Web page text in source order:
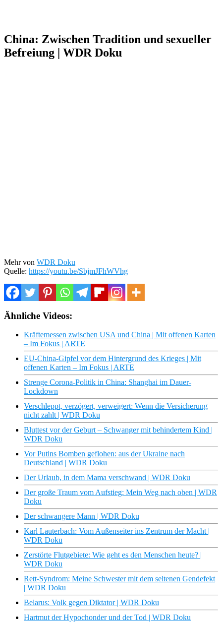
China: Zwischen Tradition und sexueller
Befreiung | WDR Doku
Mehr von WDR Doku
Quelle: https://youtu.be/SbjmJFhWVhg
Ähnliche Videos:
Kräftemessen zwischen USA und China | Mit offenen Karten
– Im Fokus | ARTE
EU-China-Gipfel vor dem Hintergrund des Krieges | Mit
offenen Karten – Im Fokus | ARTE
Strenge Corona-Politik in China: Shanghai im Dauer-
Lockdown
Verschleppt, verzögert, verweigert: Wenn die Versicherung
nicht zahlt | WDR Doku
Bluttest vor der Geburt – Schwanger mit behindertem Kind |
WDR Doku
Vor Putins Bomben geflohen: aus der Ukraine nach
Deutschland | WDR Doku
Der Urlaub, in dem Mama verschwand | WDR Doku
Der große Traum vom Aufstieg: Mein Weg nach oben | WDR
Doku
Der schwangere Mann | WDR Doku
Karl Lauterbach: Vom Außenseiter ins Zentrum der Macht |
WDR Doku
Zerstörte Flutgebiete: Wie geht es den Menschen heute? |
WDR Doku
Rett-Syndrom: Meine Schwester mit dem seltenen Gendefekt
| WDR Doku
Belarus: Volk gegen Diktator | WDR Doku
Hartmut der Hypochonder und der Tod | WDR Doku